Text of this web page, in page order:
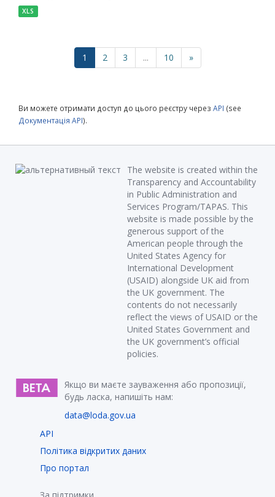
XLS
1 2 3 ... 10 »
Ви можете отримати доступ до цього реєстру через API (see
Документація API).
The website is created within the
Transparency and Accountability
in Public Administration and
Services Program/TAPAS. This
website is made possible by the
generous support of the
American people through the
United States Agency for
International Development
(USAID) alongside UK aid from
the UK government. The
contents do not necessarily
reflect the views of USAID or the
United States Government and
the UK government’s official
policies.
Якщо ви маєте зауваження або пропозиції,
будь ласка, напишіть нам:
data@loda.gov.ua
API
Політика відкритих даних
Про портал